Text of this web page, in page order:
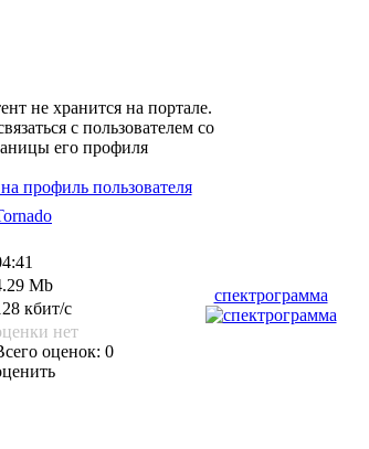
не хранится на портале.
с пользователем со
его профиля
профиль пользователя
спектрограмма
Mb
кбит/с
нет
оценок: 0